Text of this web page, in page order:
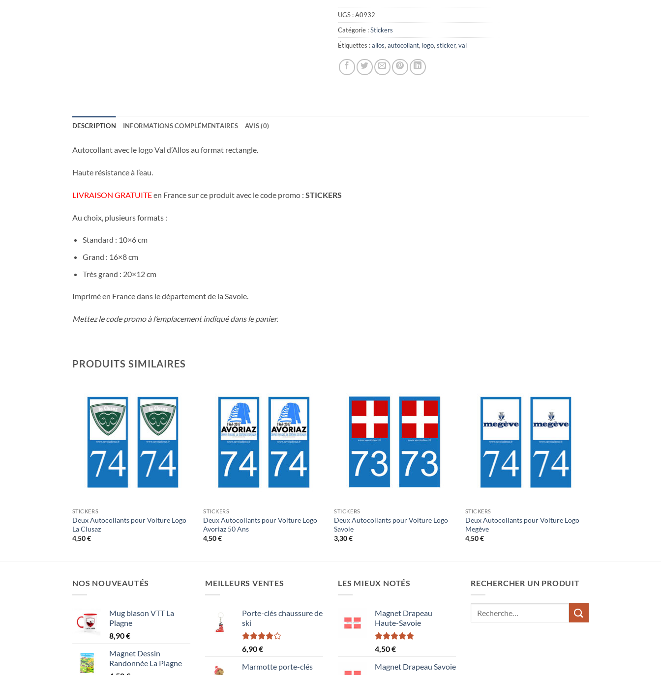
UGS :A0932
Catégorie :Stickers
Étiquettes :allos,autocollant, logo,sticker,val
DESCRIPTION INFORMATIONS COMPLÉMENTAIRES AVIS (0)
Autocollant avec le logo Val d’Allos au format rectangle.
Haute résistance à l’eau.
LIVRAISON GRATUITEen France sur ce produit avec le code promo : STICKERS
Au choix, plusieurs formats :
Standard : 10×6 cm
Grand : 16×8 cm
Très grand : 20×12 cm
Imprimé en France dans le département de la Savoie.
Mettez le code promo à l’emplacement indiqué dans le panier.
PRODUITS SIMILAIRES
STICKERS
Deux Autocollants pour Voiture Logo
La Clusaz
4,50€
STICKERS
Deux Autocollants pour Voiture Logo
Avoriaz 50 Ans
4,50€
STICKERS
Deux Autocollants pour Voiture Logo
Savoie
3,30€
STICKERS
Deux Autocollants pour Voiture Logo
Megève
4,50€
NOS NOUVEAUTÉS
Mug blason VTT La
Plagne
8,90€
Magnet Dessin
Randonnée La Plagne
MEILLEURS VENTES
Porte-clés chaussure de
ski
Note
4.00
5
6,90€
Marmotte porte-clés
LES MIEUX NOTÉS
Magnet Drapeau
Haute-Savoie
Note5.00
sur 5
4,50€
Magnet Drapeau Savoie
RECHERCHER UN PRODUIT
Recherche
pour :